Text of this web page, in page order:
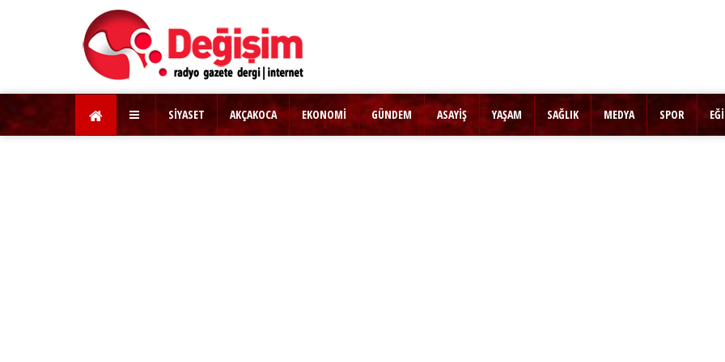
SİYASET AKÇAKOCA EKONOMİ GÜNDEM ASAYİŞ YAŞAM SAĞLIK MEDYA SPOR